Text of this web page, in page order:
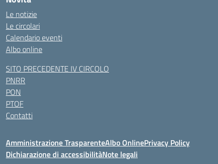
Le notizie
Le circolari
Calendario eventi
Albo online
SITO PRECEDENTE IV CIRCOLO
PNRR
PON
PTOF
Contatti
Amministrazione TrasparenteAlbo OnlinePrivacy Policy
Dichiarazione di accessibilitàNote legali